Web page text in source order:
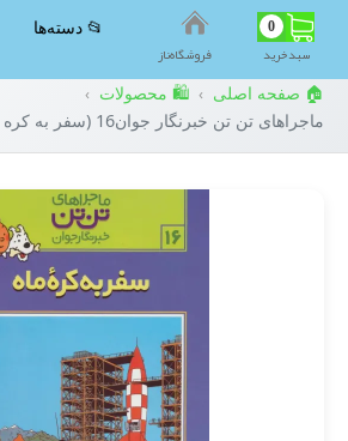
0
سبد‌خرید فروشگاه‌ناز
📂 دسته‌ها
🏠 صفحه اصلی › 🛍️ محصولات ›
ماجراهای تن تن خبرنگار جوان16 (سفر به کره ماه)،(کمیک استریپ)